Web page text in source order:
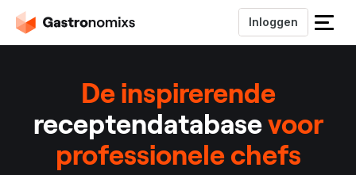
Inloggen
S
l
h
e
De inspirerende
receptendatabasevoor
professionele chefs